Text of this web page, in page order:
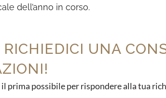
dell’anno in corso.
UNA
possibile per rispondere alla tua